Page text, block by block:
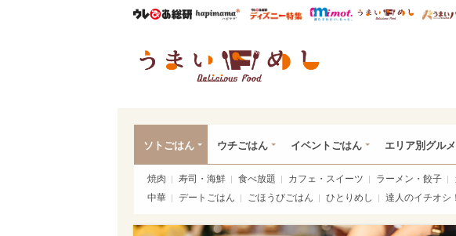
ウレぴあ総研ハピママ* ウレぴあ総研 ディズニー特
mimot. うまい
ソトごはん ウチごはん イベントごはん エリア別グルメ
焼肉 寿司・海鮮 食べ放題 カフェ・スイーツ ラーメン・餃子
中華
デートごはん ごほうびごはん ひとりめし 達人のイチオシ！